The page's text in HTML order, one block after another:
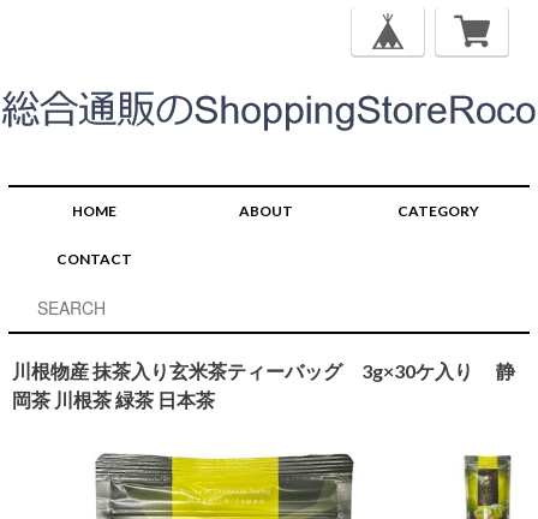
HOME ABOUT CATEGORY
CONTACT
川根物産 抹茶入り玄米茶ティーバッグ 3g×30ケ入り 静
岡茶 川根茶 緑茶 日本茶